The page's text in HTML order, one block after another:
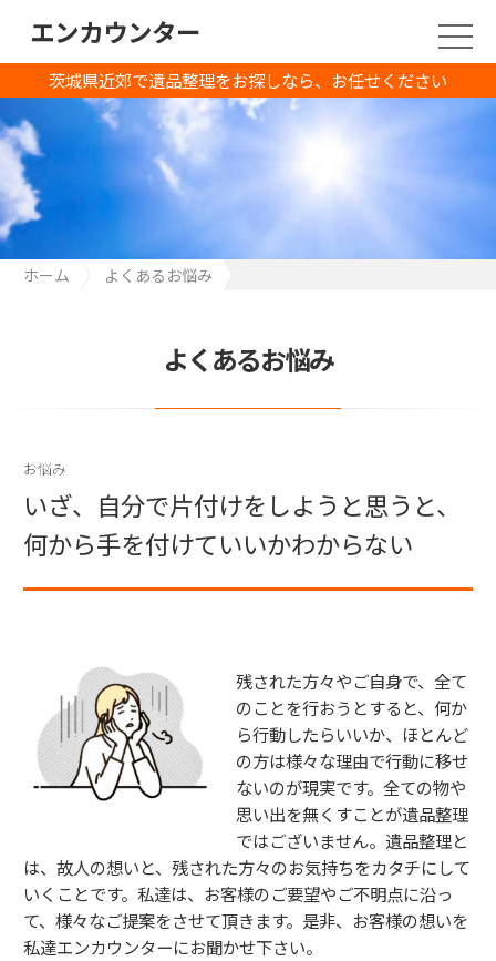
茨城県近郊で遺品整理をお探しなら、お任せください
エンカウンター
ホーム
よくあるお悩み
よくあるお悩み
お悩み
いざ、自分で片付けをしようと思うと、
何から手を付けていいかわからない
残された方々やご自身で、全て
のことを行おうとすると、何か
ら行動したらいいか、ほとんど
の方は様々な理由で行動に移せ
ないのが現実です。全ての物や
思い出を無くすことが遺品整理
ではございません。遺品整理と
は、故人の想いと、残された方々のお気持ちをカタチにして
いくことです。私達は、お客様のご要望やご不明点に沿っ
て、様々なご提案をさせて頂きます。是非、お客様の想いを
私達エンカウンターにお聞かせ下さい。